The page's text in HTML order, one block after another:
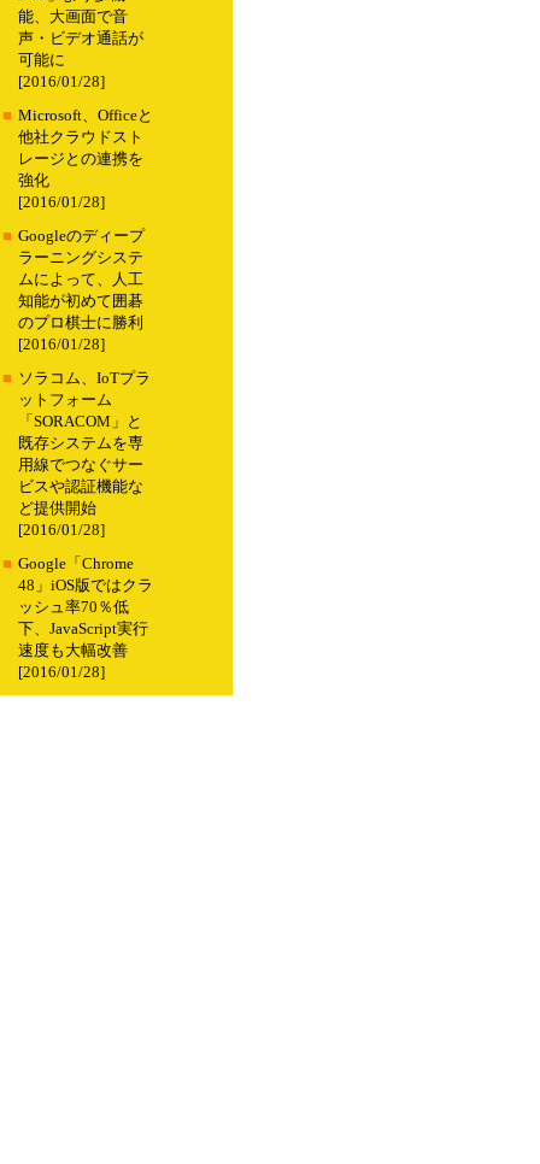
能、大画面で音
声・ビデオ通話が
可能に
[2016/01/28]
■ Microsoft、Officeと
他社クラウドスト
レージとの連携を
強化
[2016/01/28]
■ Googleのディープ
ラーニングシステ
ムによって、人工
知能が初めて囲碁
のプロ棋士に勝利
[2016/01/28]
■ ソラコム、IoTプラ
ットフォーム
「SORACOM」と
既存システムを専
用線でつなぐサー
ビスや認証機能な
ど提供開始
[2016/01/28]
■ Google「Chrome
48」iOS版ではクラ
ッシュ率70％低
下、JavaScript実行
速度も大幅改善
[2016/01/28]